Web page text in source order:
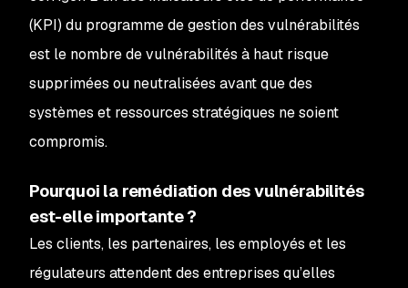
(KPI) du programme de gestion des vulnérabilités
est le nombre de vulnérabilités à haut risque
supprimées ou neutralisées avant que des
systèmes et ressources stratégiques ne soient
compromis.
Pourquoi la remédiation des vulnérabilités
est-elle importante ?
Les clients, les partenaires, les employés et les
régulateurs attendent des entreprises qu’elles